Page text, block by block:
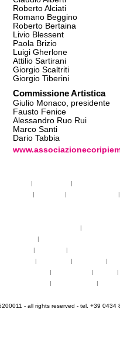
Roberto Alciati
Romano Beggino
Roberto Bertaina
Livio Blessent
Paola Brizio
Luigi Gherlone
Attilio Sartirani
Giorgio Scaltriti
Giorgio Tiberini
Commissione Artistica
Giulio Monaco, presidente
Fausto Fenice
Alessandro Ruo Rui
Marco Santi
Dario Tabbia
| |
| | |
|
|
| |
| | |
| | |
| |
- all rights reserved - tel. +39 0434